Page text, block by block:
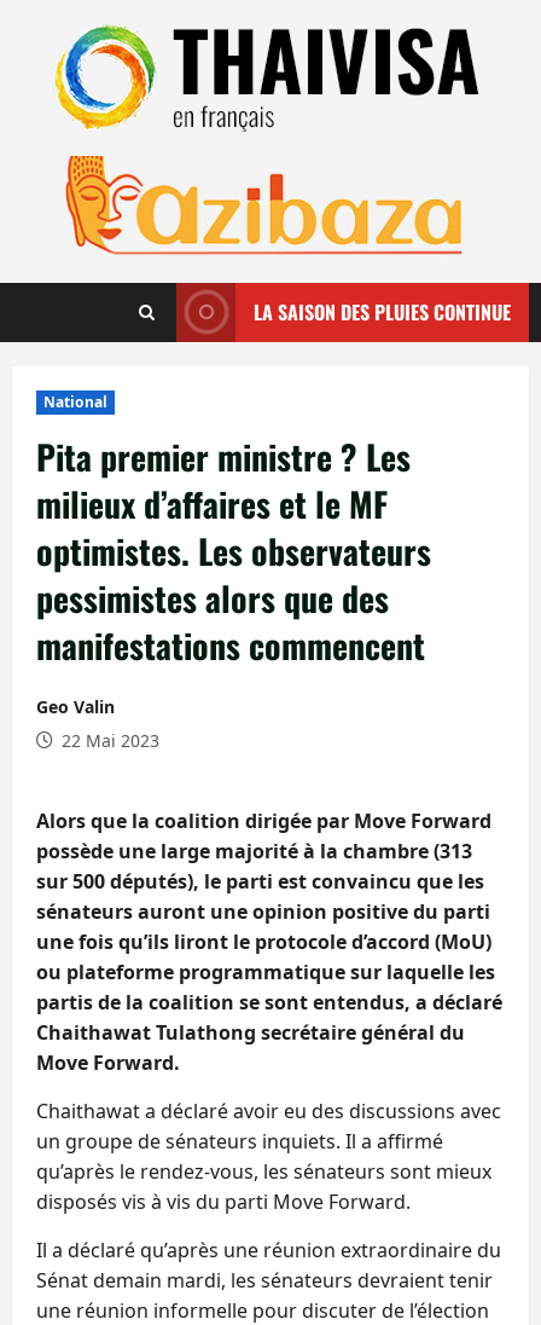
contenu
LA SAISON DES PLUIES CONTINUE
National
Pita premier ministre ? Les
milieux d’affaires et le MF
optimistes. Les observateurs
pessimistes alors que des
manifestations commencent
Geo Valin
22 Mai 2023
Alors que la coalition dirigée par Move Forward
possède une large majorité à la chambre (313
sur 500 députés), le parti est convaincu que les
sénateurs auront une opinion positive du parti
une fois qu’ils liront le protocole d’accord (MoU)
ou plateforme programmatique sur laquelle les
partis de la coalition se sont entendus, a déclaré
Chaithawat Tulathong secrétaire général du
Move Forward.
Chaithawat a déclaré avoir eu des discussions avec
un groupe de sénateurs inquiets. Il a affirmé
qu’après le rendez-vous, les sénateurs sont mieux
disposés vis à vis du parti Move Forward.
Il a déclaré qu’après une réunion extraordinaire du
Sénat demain mardi, les sénateurs devraient tenir
une réunion informelle pour discuter de l’élection